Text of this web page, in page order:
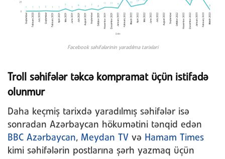
Facebook səhifələrinin yaradılma tarixləri
Troll səhifələr təkcə kompramat üçün istifadə
olunmur
Daha keçmiş tarixdə yaradılmış səhifələr isə
sonradan Azərbaycan hökumətini tənqid edən
BBC Azərbaycan, Meydan TV və Hamam Times
kimi səhifələrin postlarına şərh yazmaq üçün